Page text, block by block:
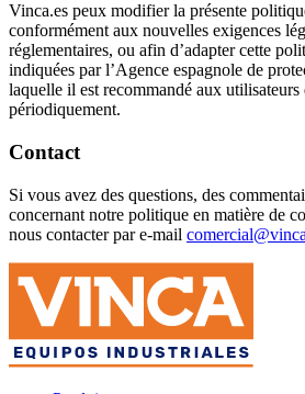
Vinca.es peux modifier la présente
conformément aux nouvelles exigences
réglementaires, ou afin d’adapter cette
indiquées par l’Agence espagnole de
laquelle il est recommandé aux utilisateurs
périodiquement.
Contact
Si vous avez des questions, des
concernant notre politique en matière de
nous contacter par e-mail